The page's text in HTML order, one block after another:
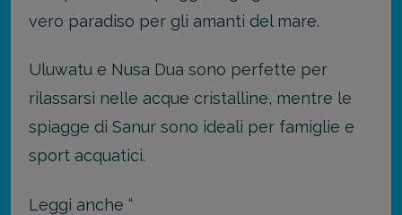
vero paradiso per gli amanti del mare.
Uluwatu e Nusa Dua sono perfette per
rilassarsi nelle acque cristalline, mentre le
spiagge di Sanur sono ideali per famiglie e
sport acquatici.
Leggi anche “